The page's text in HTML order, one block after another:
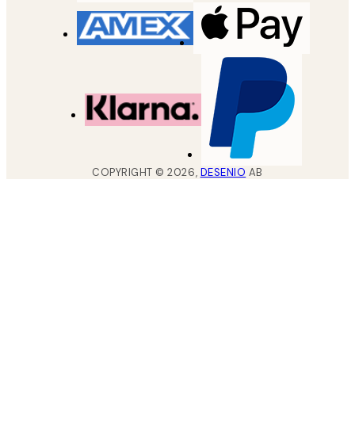
COPYRIGHT ©2026, DESENIO AB